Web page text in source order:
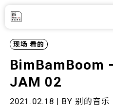
现场 看的
BimBamBoom
JAM 02
2021.02.18 | BY 别的音乐